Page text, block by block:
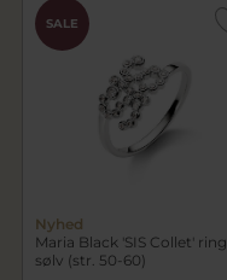
SALE
Nyhed
Maria Black 'SIS Collet' ring
sølv (str. 50-60)